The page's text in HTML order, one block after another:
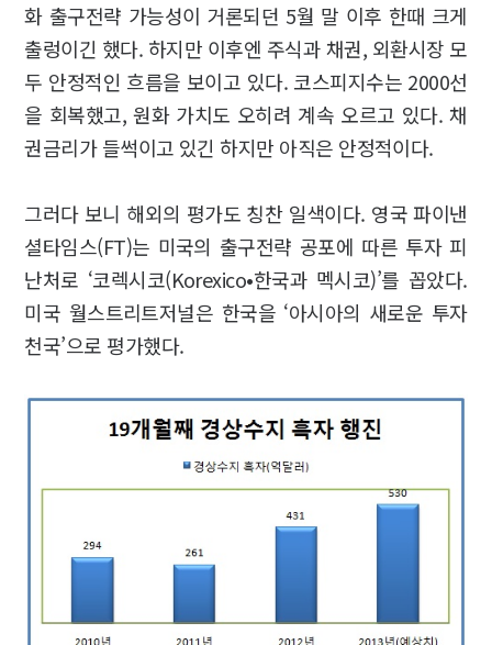
화 출구전략 가능성이 거론되던 5월 말 이후 한때 크게
출렁이긴 했다. 하지만 이후엔 주식과 채권, 외환시장 모
두 안정적인 흐름을 보이고 있다. 코스피지수는 2000선
을 회복했고, 원화 가치도 오히려 계속 오르고 있다. 채
권금리가 들썩이고 있긴 하지만 아직은 안정적이다.
그러다 보니 해외의 평가도 칭찬 일색이다. 영국 파이낸
셜타임스(FT)는 미국의 출구전략 공포에 따른 투자 피
난처로 ‘코렉시코(Korexico•한국과 멕시코)’를 꼽았다.
미국 월스트리트저널은 한국을 ‘아시아의 새로운 투자
천국’으로 평가했다.